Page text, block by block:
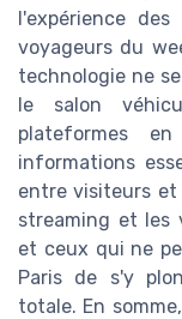
l'expérience
voyageurs du
technologie ne
le salon
plateformes
informations
entre visiteurs et
streaming et les
et ceux qui ne
Paris de s'y
totale. En